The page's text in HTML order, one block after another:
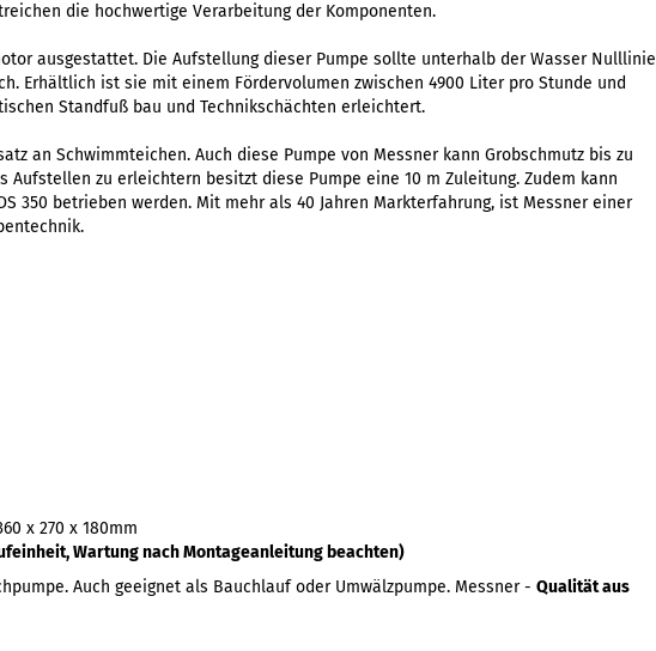
die hochwertige Verarbeitung der Komponenten.
ausgestattet. Die Aufstellung dieser Pumpe sollte unterhalb der Wasser Nulllinie
Erhältlich ist sie mit einem Fördervolumen zwischen 4900 Liter pro Stunde und
Standfuß bau und Technikschächten erleichtert.
an Schwimmteichen. Auch diese Pumpe von Messner kann Grobschmutz bis zu
Aufstellen zu erleichtern besitzt diese Pumpe eine 10 m Zuleitung. Zudem kann
350 betrieben werden. Mit mehr als 40 Jahren Markterfahrung, ist Messner einer
x 270 x 180mm
Wartung nach Montageanleitung beachten)
Auch geeignet als Bauchlauf oder Umwälzpumpe. Messner - Qualität aus